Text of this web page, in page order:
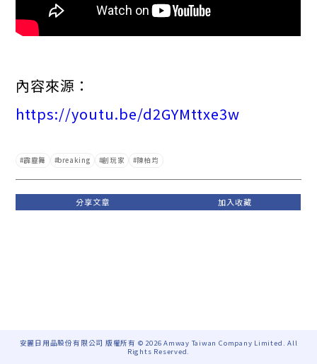
內容來源：
https://youtu.be/d2GYMttxe3w
霹靂舞 breaking 創玩家 陳柏均
安麗日用品股份有限公司 版權所有 © 2026 Amway Taiwan Company Limited. All
Rights Reserved.